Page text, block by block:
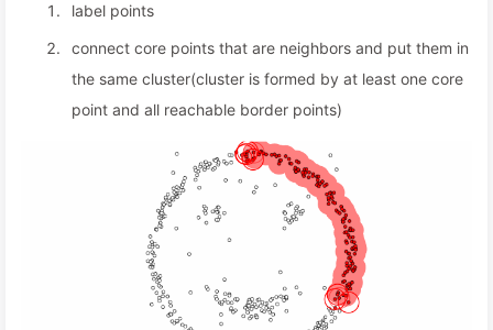
label points
connect core points that are neighbors and put them in
the same cluster(cluster is formed by at least one core
point and all reachable border points)